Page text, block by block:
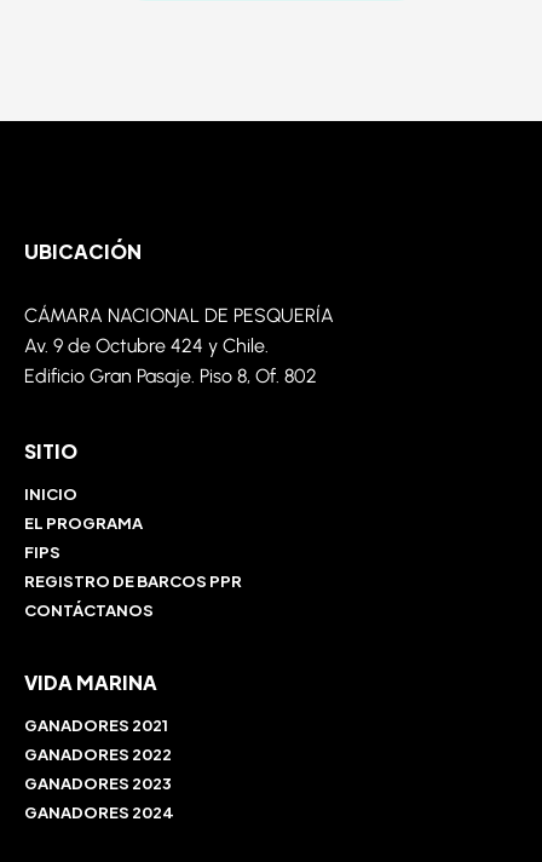
UBICACIÓN
CÁMARA NACIONAL DE PESQUERÍA
Av. 9 de Octubre 424 y Chile.
Edificio Gran Pasaje. Piso 8, Of. 802
SITIO
INICIO
EL PROGRAMA
FIPS
REGISTRO DE BARCOS PPR
CONTÁCTANOS
VIDA MARINA
GANADORES 2021
GANADORES 2022
GANADORES 2023
GANADORES 2024